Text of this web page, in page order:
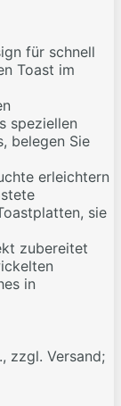
für schnell
Toast im
speziellen
belegen Sie
erleichtern
sie
zubereitet
in
zzgl. Versand;